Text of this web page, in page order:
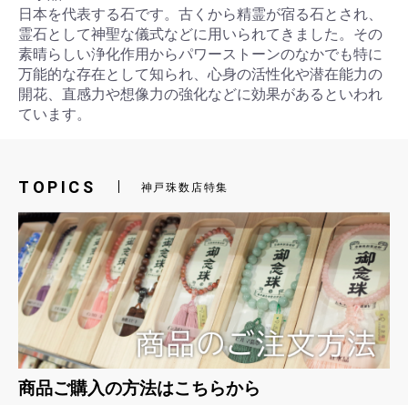
日本を代表する石です。古くから精霊が宿る石とされ、
霊石として神聖な儀式などに用いられてきました。その
素晴らしい浄化作用からパワーストーンのなかでも特に
万能的な存在として知られ、心身の活性化や潜在能力の
開花、直感力や想像力の強化などに効果があるといわれ
ています。
TOPICS 神戸珠数店特集
商品ご購入の方法はこちらから